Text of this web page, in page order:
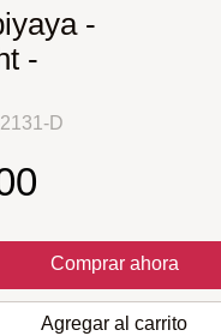
-
-
D
Comprar ahora
Agregar al carrito